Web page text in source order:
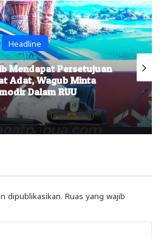
Headline
Mendapat Persetujuan
Adat, Wagub Minta
Dalam RUU
dipublikasikan. Ruas yang wajib